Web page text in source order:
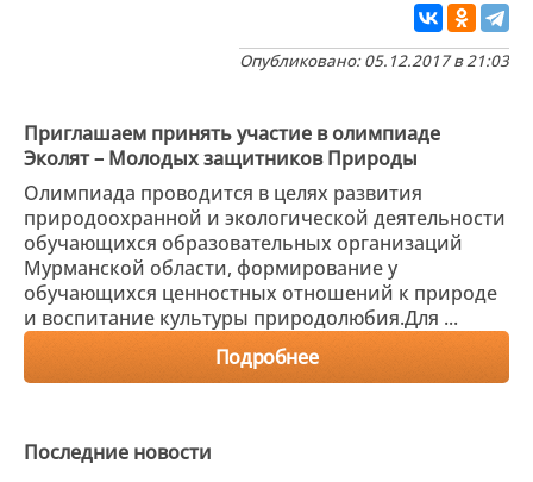
Опубликовано: 05.12.2017 в 21:03
Приглашаем принять участие в олимпиаде
Эколят – Молодых защитников Природы
Олимпиада проводится в целях развития
природоохранной и экологической деятельности
обучающихся образовательных организаций
Мурманской области, формирование у
обучающихся ценностных отношений к природе
и воспитание культуры природолюбия.Для ...
Подробнее
Последние новости